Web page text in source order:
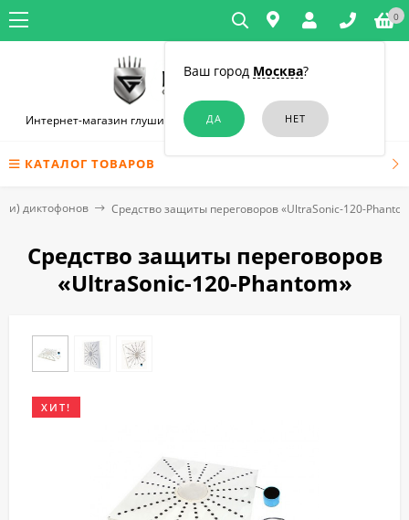
Ваш город Москва?
0
Интернет-магазин глушилок связи и диктофонов в Новосибирске
КАТАЛОГ ТОВАРОВ
диктофонов Средство защиты переговоров «UltraSonic-120-
Средство защиты переговоров
«UltraSonic-120-Рhantom»
ХИТ!